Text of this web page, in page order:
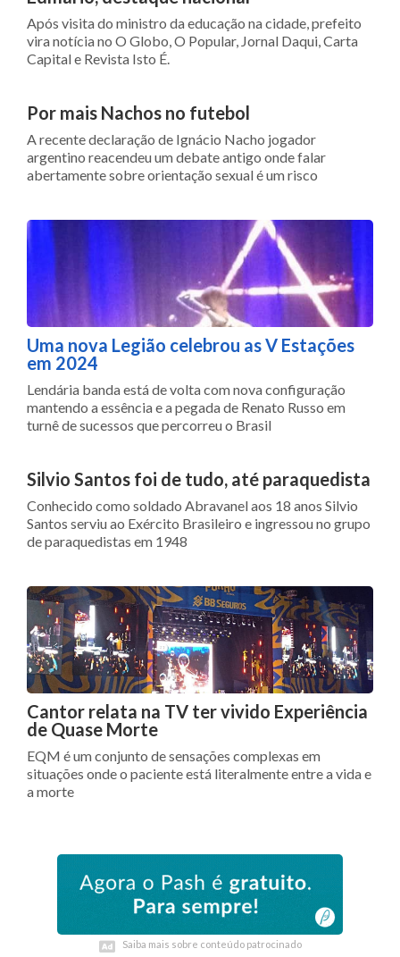
Após visita do ministro da educação na cidade, prefeito
vira notícia no O Globo, O Popular, Jornal Daqui, Carta
Capital e Revista Isto É.
Por mais Nachos no futebol
A recente declaração de Ignácio Nacho jogador
argentino reacendeu um debate antigo onde falar
abertamente sobre orientação sexual é um risco
Uma nova Legião celebrou as V Estações
em 2024
Lendária banda está de volta com nova configuração
mantendo a essência e a pegada de Renato Russo em
turnê de sucessos que percorreu o Brasil
Silvio Santos foi de tudo, até paraquedista
Conhecido como soldado Abravanel aos 18 anos Silvio
Santos serviu ao Exército Brasileiro e ingressou no grupo
de paraquedistas em 1948
Cantor relata na TV ter vivido Experiência
de Quase Morte
EQM é um conjunto de sensações complexas em
situações onde o paciente está literalmente entre a vida e
a morte
Saiba mais sobre conteúdo patrocinado
Saiba mais sobre conteúdo patrocinado